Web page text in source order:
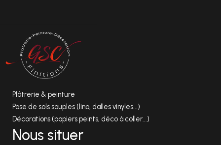
Plâtrerie & peinture
Pose de sols souples (lino, dalles vinyles...)
Décorations (papiers peints, déco à coller...)
Nous situer